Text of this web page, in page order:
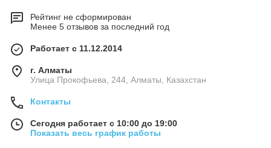
Рейтинг не сформирован
Менее 5 отзывов за последний год
Работает с 11.12.2014
г. Алматы
​Улица Прокофьева, 244, Алматы, Казахстан
Контакты
Сегодня работает с 10:00 до 19:00
Показать весь график работы